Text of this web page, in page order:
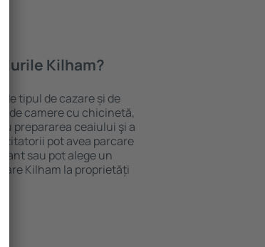
Kilham?
tipul de cazare și de
de camere cu chicinetă,
prepararea ceaiului şi a
pot avea parcare
sau pot alege un
Kilham la proprietăți